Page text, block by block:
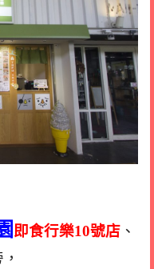
即食行樂10號店、